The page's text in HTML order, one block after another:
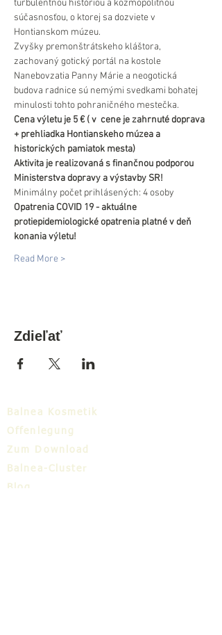
turbulentnou históriou a kozmopolitnou
súčasnosťou, o ktorej sa dozviete v
Hontianskom múzeu.
Zvyšky premonštrátskeho kláštora,
zachovaný gotický portál na kostole
Nanebovzatia Panny Márie a neogotická
budova radnice sú nemými svedkami bohatej
minulosti tohto pohraničného mestečka.
Cena výletu je 5 € ( v  cene je zahrnuté doprava
+ prehliadka Hontianskeho múzea a
historických pamiatok mesta)
Aktivita je realizovaná s finančnou podporou
Ministerstva dopravy a výstavby SR!
Minimálny počet prihlásených: 4 osoby
Opatrenia COVID 19 - aktuálne
protiepidemiologické opatrenia platné v deň
konania výletu!
Read More >
Zdieľať
Balnea Kosmetik
Offenlegung
Zum Download
Balnea-Cluster
Blog